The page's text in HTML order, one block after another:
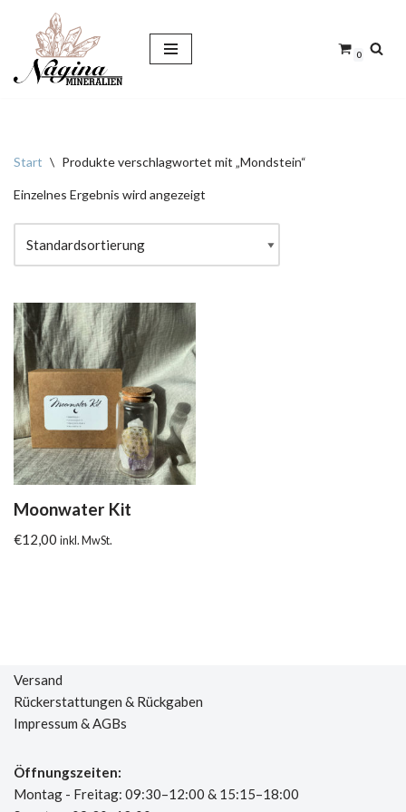
Zum
Inhalt
0
Start \ Produkte verschlagwortet mit „Mondstein“
Einzelnes Ergebnis wird angezeigt
Moonwater Kit
€12,00 inkl. MwSt.
Versand
Rückerstattungen & Rückgaben
Impressum & AGBs
Öffnungszeiten:
Montag - Freitag: 09:30–12:00 & 15:15–18:00